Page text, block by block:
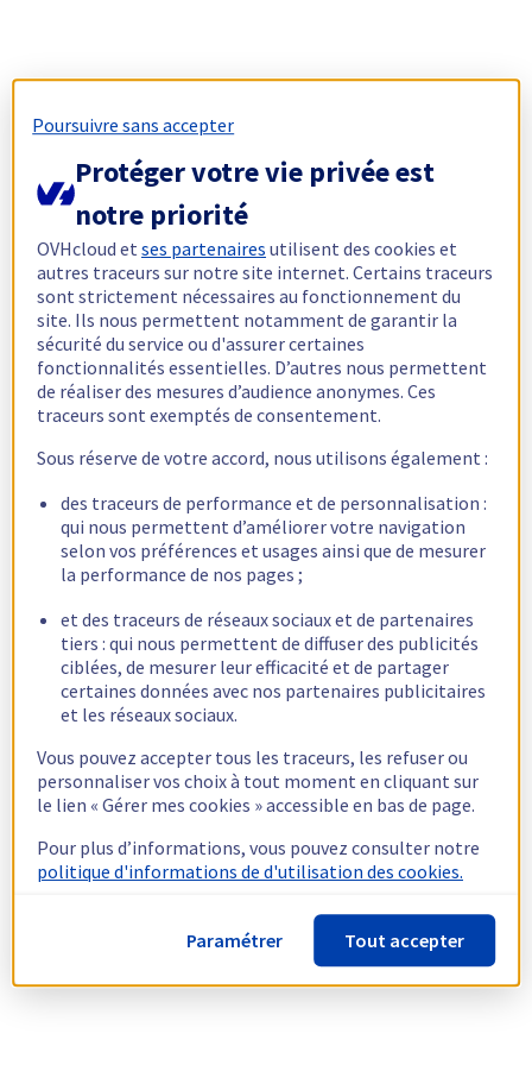
Poursuivre sans accepter
Protéger votre vie privée est
notre priorité
OVHcloud etses partenaires utilisent des cookies et
autres traceurs sur notre site internet. Certains traceurs
sont strictement nécessaires au fonctionnement du
site. Ils nous permettent notamment de garantir la
sécurité du service ou d'assurer certaines
fonctionnalités essentielles. D’autres nous permettent
de réaliser des mesures d’audience anonymes. Ces
traceurs sont exemptés de consentement.
Sous réserve de votre accord, nous utilisons également :
des traceurs de performance et de personnalisation :
qui nous permettent d’améliorer votre navigation
selon vos préférences et usages ainsi que de mesurer
la performance de nos pages ;
et des traceurs de réseaux sociaux et de partenaires
tiers : qui nous permettent de diffuser des publicités
ciblées, de mesurer leur efficacité et de partager
certaines données avec nos partenaires publicitaires
et les réseaux sociaux.
Vous pouvez accepter tous les traceurs, les refuser ou
personnaliser vos choix à tout moment en cliquant sur
le lien « Gérer mes cookies » accessible en bas de page.
Pour plus d’informations, vous pouvez consulter notre
politique d'informations de d'utilisation des cookies.
Paramétrer Tout accepter